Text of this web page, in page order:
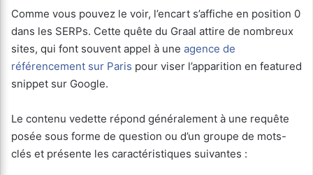
Comme vous pouvez le voir, l’encart s’affiche en position 0
dans les SERPs. Cette quête du Graal attire de nombreux
sites, qui font souvent appel à une agence de
référencement sur Paris pour viser l’apparition en featured
snippet sur Google.
Le contenu vedette répond généralement à une requête
posée sous forme de question ou d’un groupe de mots-
clés et présente les caractéristiques suivantes :